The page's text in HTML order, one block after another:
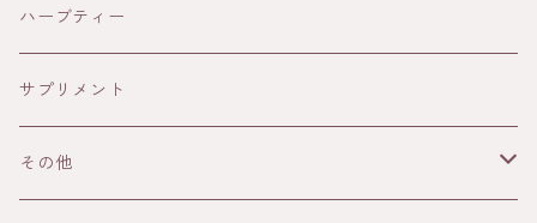
HOLISTETIQUE
HONEY IN THE GARDEN
ANAYA
ハーブティー
サプリメント
その他